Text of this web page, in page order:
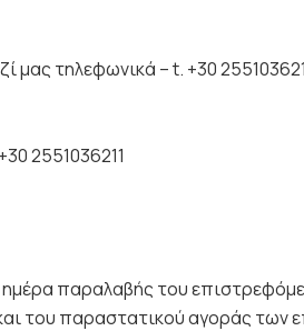
τηλεφωνικά – t. +30
2551036211
παραλαβής του
του παραστατικού αγοράς των